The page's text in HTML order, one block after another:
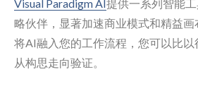
Visual Paradigm AI提供一系列智能
略伙伴，显著加速商业模式和精益
将AI融入您的工作流程，您可以比
从构思走向验证。